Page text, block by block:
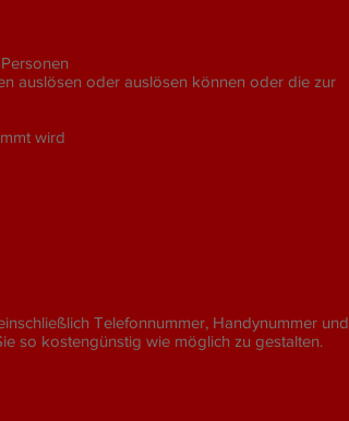
auslösen oder auslösen können oder die zur
wird
Telefonnummer, Handynummer und
so kostengünstig wie möglich zu gestalten.